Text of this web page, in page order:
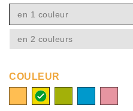
en 1 couleur
en 2 couleurs
COULEUR
Orange
(10)
Jaune
(12)
(59)
clair (14)